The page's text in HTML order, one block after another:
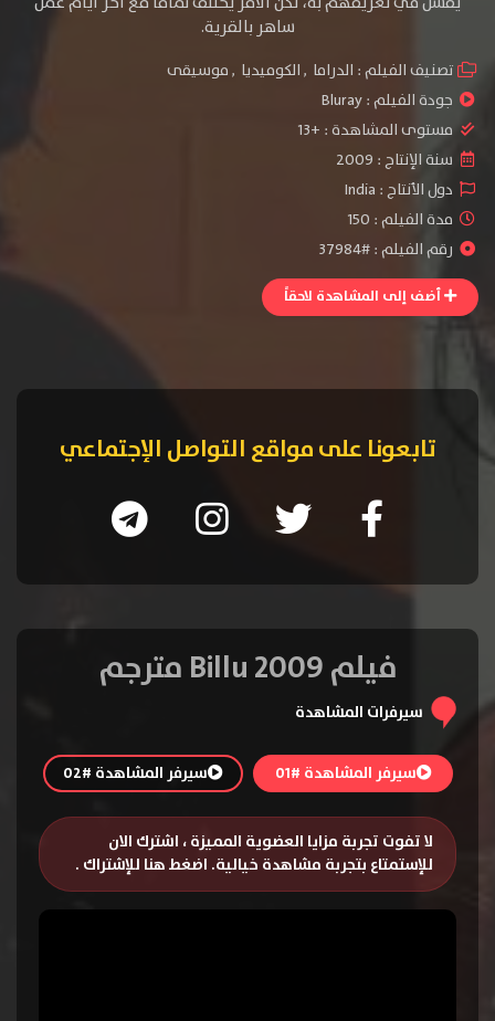
ساهر بالقرية.
تصنيف الفيلم : الدراما ,الكوميديا ,موسيقى
جودة الفيلم :Bluray
مستوى المشاهدة : +13
سنة الإنتاج : 2009
دول الأنتاج : India
مدة الفيلم : 150
رقم الفيلم : #37984
أضف إلى المشاهدة لاحقاً
تابعونا على مواقع التواصل الإجتماعي
فيلم Billu 2009 مترجم
سيرفرات المشاهدة
سيرفر المشاهدة #01 سيرفر المشاهدة #02
لا تفوت تجربة مزايا العضوية المميزة ، اشترك الان
للإستمتاع بتجربة مشاهدة خيالية. اضغط هنا للإشتراك .